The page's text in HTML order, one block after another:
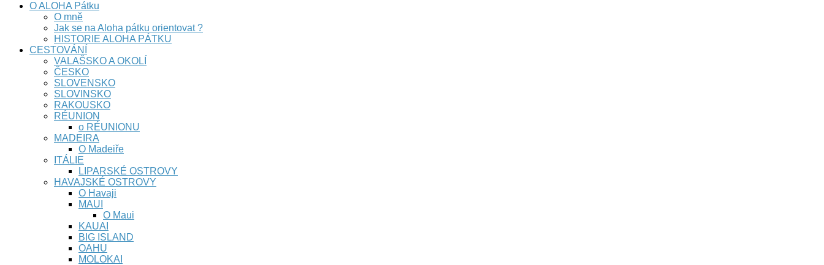
O ALOHA Pátku
O mně
Jak se na Aloha pátku orientovat ?
HISTORIE ALOHA PÁTKU
CESTOVÁNÍ
VALAŠSKO A OKOLÍ
ČESKO
SLOVENSKO
SLOVINSKO
RAKOUSKO
RÉUNION
o RÉUNIONU
MADEIRA
O Madeiře
ITÁLIE
LIPARSKÉ OSTROVY
HAVAJSKÉ OSTROVY
O Havaji
MAUI
O Maui
KAUAI
BIG ISLAND
OAHU
MOLOKAI